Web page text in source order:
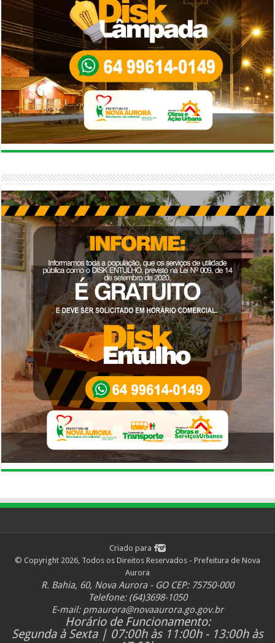
Criado para
© Copyright 2026, Todos os Direitos Reservados - Prefeitura de Nova
Aurora
R. Bahia, 60, Nova Aurora - GO CEP: 75750-000
Telefone: (64)3698-1050
E-mail: pmaurora@novaaurora.go.gov.br
Horário de Funcionamento:
Segunda à Sexta | 07:00h às 11:00h - 13:00h às